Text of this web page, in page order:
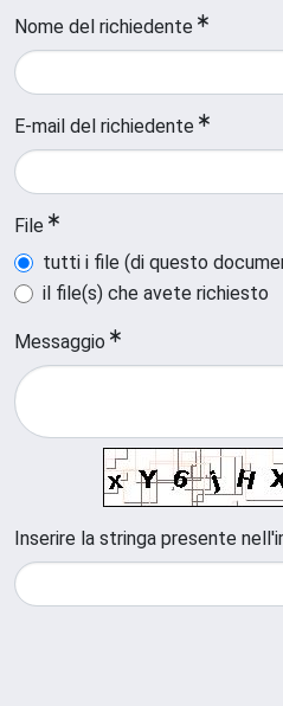
Nome del richiedente
E-mail del richiedente
File
tutti i file (di questo
il file(s) che avete richiesto
Messaggio
Inserire la stringa presente